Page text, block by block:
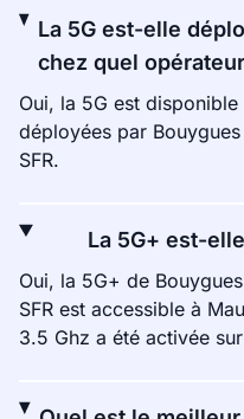
La 5G est-elle
chez quel
Oui, la 5G est
déployées par
SFR.
La 5G+ est-
Oui, la 5G+ de
SFR est accessible à
3.5 Ghz a été activée